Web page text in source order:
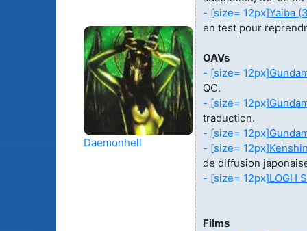
Daemonhell
- [size= 12px]Yaiba
en test pour
OAVs
- [size= 12px]
QC.
- [size= 12px]
traduction.
- [size= 12px]
- [size= 12px]
de diffusion
- [size= 12px]LOGH
Films